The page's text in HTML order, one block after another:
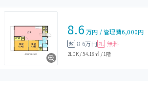
8.6 万円 /管理費6,000円
敷 8.6万円 礼 無料
2LDK/54.18㎡ / 1階